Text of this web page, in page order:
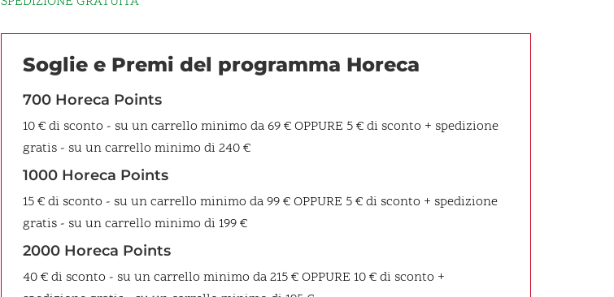
Soglie e Premi del programma Horeca
700 Horeca Points
10 € di sconto - su un carrello minimo da 69 €OPPURE 5 € di sconto + spedizione
gratis - su un carrello minimo di 240 €
1000 Horeca Points
15 € di sconto - su un carrello minimo da 99 €OPPURE 5 € di sconto + spedizione
gratis - su un carrello minimo di 199 €
2000 Horeca Points
40 € di sconto - su un carrello minimo da 215 €OPPURE 10 € di sconto +